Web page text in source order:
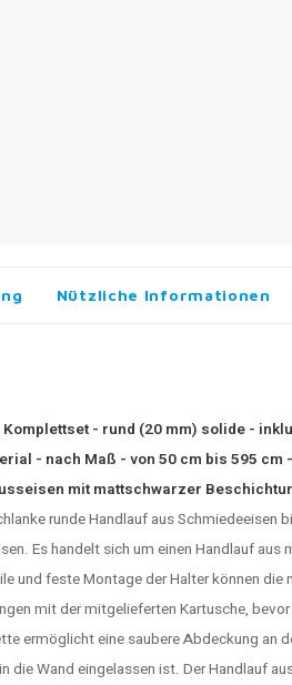
Nützliche Informationen
- rund (20 mm) solide -
- nach Maß - von 50 cm bis 595 cm
mit mattschwarzer
runde Handlauf aus Schmiedeeisen
Es handelt sich um einen Handlauf aus
und feste Montage der Halter können
mit der mitgelieferten Kartusche,
ermöglicht eine saubere Abdeckung an
die Wand eingelassen ist. Der Handlauf